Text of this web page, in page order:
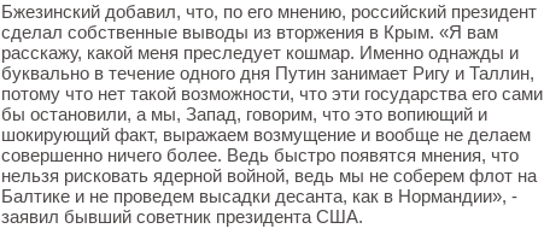
Бжезинский добавил, что, по его мнению, российский президент
сделал собственные выводы из вторжения в Крым. «Я вам
расскажу, какой меня преследует кошмар. Именно однажды и
буквально в течение одного дня Путин занимает Ригу и Таллин,
потому что нет такой возможности, что эти государства его сами
бы остановили, а мы, Запад, говорим, что это вопиющий и
шокирующий факт, выражаем возмущение и вообще не делаем
совершенно ничего более. Ведь быстро появятся мнения, что
нельзя рисковать ядерной войной, ведь мы не соберем флот на
Балтике и не проведем высадки десанта, как в Нормандии», -
заявил бывший советник президента США.